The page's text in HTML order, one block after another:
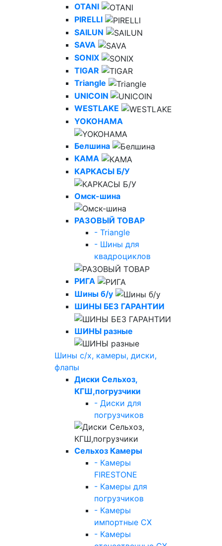
OTANI
PIRELLI
SAILUN
SAVA
SONIX
TIGAR
Triangle
UNICOIN
WESTLAKE
YOKOHAMA
Белшина
КАМА
КАРКАСЫ Б/У
Омск-шина
РАЗОВЫЙ ТОВАР
- Triangle
- Шины для
квадроциклов
РИГА
Шины б/у
ШИНЫ БЕЗ ГАРАНТИИ
ШИНЫ разные
Шины с/х, камеры, диски,
флапы
Диски Сельхоз,
КГШ,погрузчики
- Диски для
погрузчиков
Сельхоз Камеры
- Камеры
FIRESTONE
- Камеры для
погрузчиков
- Камеры
импортные СХ
- Камеры